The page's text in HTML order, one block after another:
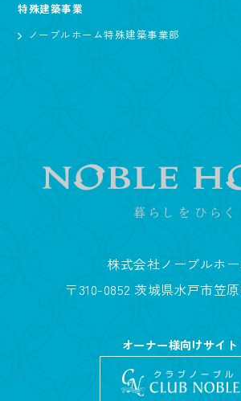
特殊建築事業
ノーブルホーム特殊建築事業部
株式会社ノーブルホー
〒310-0852 茨城県水戸市笠原
オーナー様向けサイト